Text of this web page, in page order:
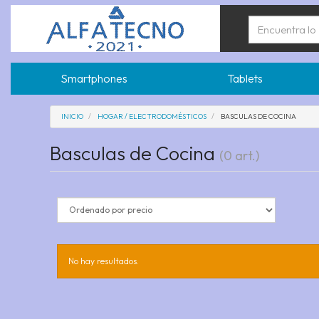
Smartphones Tablets
INICIO HOGAR / ELECTRODOMÉSTICOS BASCULAS DE COCINA
Basculas de Cocina (0 art.)
No hay resultados.